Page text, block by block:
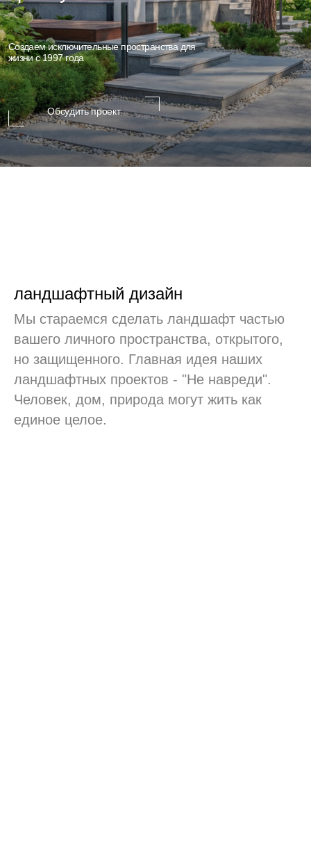
Обсудить проект
ландшафтный дизайн
Мы стараемся сделать ландшафт частью
вашего личного пространства, открытого,
но защищенного. Главная идея наших
ландшафтных проектов - "Не навреди".
Человек, дом, природа могут жить как
единое целое.